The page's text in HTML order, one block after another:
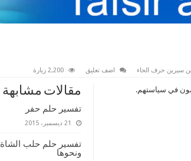
سيرين حرف الحاء اضف تعليق 2,200 زيارة
مقالات مشابهة
تفسير حلم حفر
21 ديسمبر، 2015
تفسير حلم حلب الشاة
ونحوها
في سياستهم.